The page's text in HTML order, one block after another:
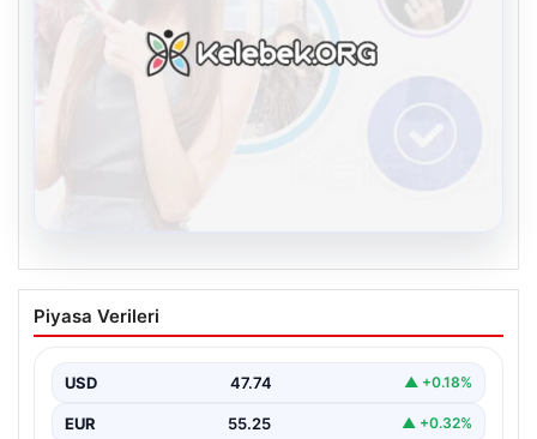
Kelebek.Org İle Çevrim içi İletişimin
Sertifikalı Adresi Ve Muhabbet
Sanal ortamında insanların kaliteli bir biçimde bağlantı
birçok…
Piyasa Verileri
USD 47.74 ▲ +0.18%
EUR 55.25 ▲ +0.32%